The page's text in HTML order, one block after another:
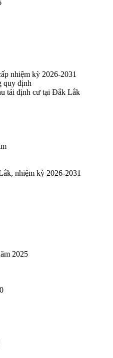
nhiệm kỳ 2026-2031
quy định
tái định cư tại Đắk Lắk
nhiệm kỳ 2026-2031
2025